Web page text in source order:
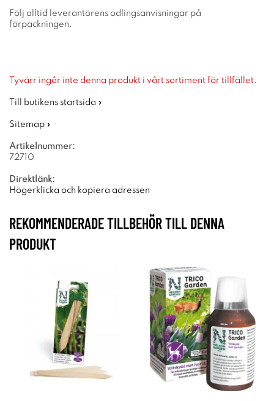
Följ alltid leverantörens odlingsanvisningar på
förpackningen.
Tyvärr ingår inte denna produkt i vårt sortiment för tillfället.
Till butikens startsida »
Sitemap »
Artikelnummer:
72710
Direktlänk:
Högerklicka och kopiera adressen
REKOMMENDERADE TILLBEHÖR TILL DENNA
PRODUKT